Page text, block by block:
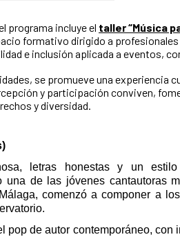
programa incluye el taller “Música
formativo dirigido a
e inclusión aplicada a eventos,
se promueve una experiencia
y participación conviven,
y diversidad.
letras honestas y un
una de las jóvenes cantautoras
comenzó a componer a
pop de autor contemporáneo,